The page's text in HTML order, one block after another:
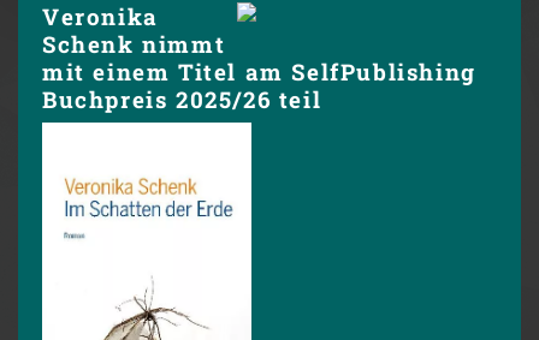
Veronika
Schenk nimmt
mit einem Titel am SelfPublishing
Buchpreis 2025/26 teil